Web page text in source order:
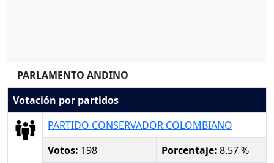
PARLAMENTO ANDINO
Votación por partidos
PARTIDO CONSERVADOR COLOMBIANO
Votos: 198 Porcentaje: 8.57 %